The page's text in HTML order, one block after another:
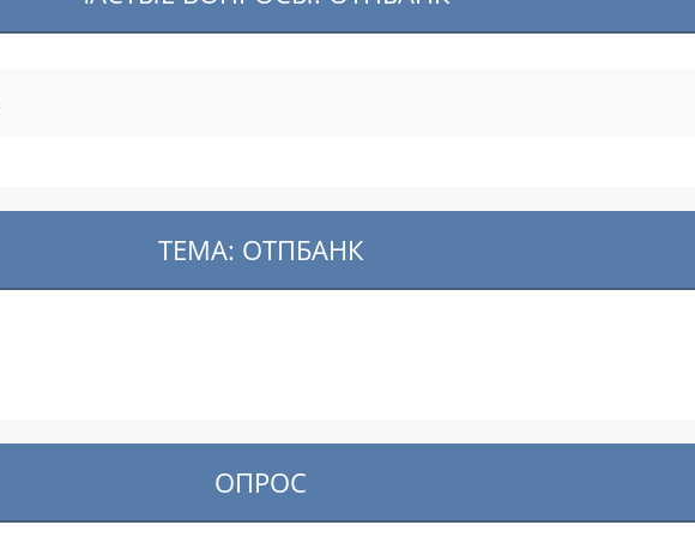
ТЕМА: ОТПБАНК
ОПРОС